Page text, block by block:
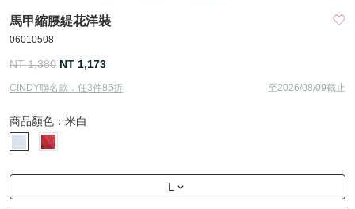
馬甲縮腰緹花洋裝
06010508
NT 1,380 NT 1,173
CINDY聯名款．任3件85折 至2026/08/09截止
商品顏色： 米白
L